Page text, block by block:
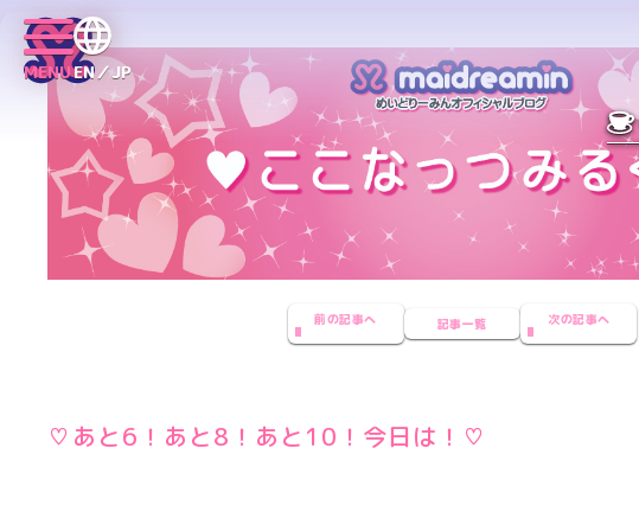
MENUEN／JP
前の記事へ 記事一覧 次の記事へ
♡あと6！あと8！あと10！今日は！♡